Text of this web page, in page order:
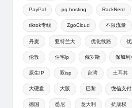
PayPal pq.hosting RackNerd
tiktok专线 ZgoCloud 不限流量
丹麦 亚特兰大 优化线路
伦敦 住宅ip 俄罗斯 保加利
原生IP 双isp 台湾 土耳其
大硬盘 大阪 巴黎 微信支付
德国 悉尼 意大利 抗版权